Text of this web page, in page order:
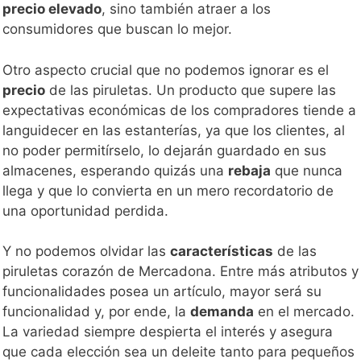
precio elevado, sino también atraer a los
consumidores que buscan lo mejor.
Otro aspecto crucial que no podemos ignorar es el
precio de las piruletas. Un producto que supere las
expectativas económicas de los compradores tiende a
languidecer en las estanterías, ya que los clientes, al
no poder permitírselo, lo dejarán guardado en sus
almacenes, esperando quizás una rebaja que nunca
llega y que lo convierta en un mero recordatorio de
una oportunidad perdida.
Y no podemos olvidar las características de las
piruletas corazón de Mercadona. Entre más atributos y
funcionalidades posea un artículo, mayor será su
funcionalidad y, por ende, la demanda en el mercado.
La variedad siempre despierta el interés y asegura
que cada elección sea un deleite tanto para pequeños